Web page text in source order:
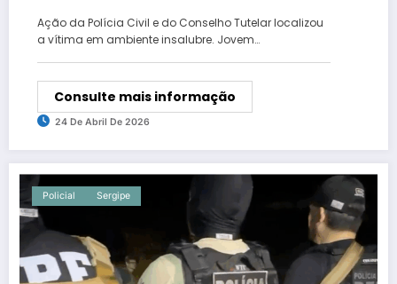
Ação da Polícia Civil e do Conselho Tutelar localizou
a vítima em ambiente insalubre. Jovem…
Consulte mais informação
24 De Abril De 2026
Policial Sergipe